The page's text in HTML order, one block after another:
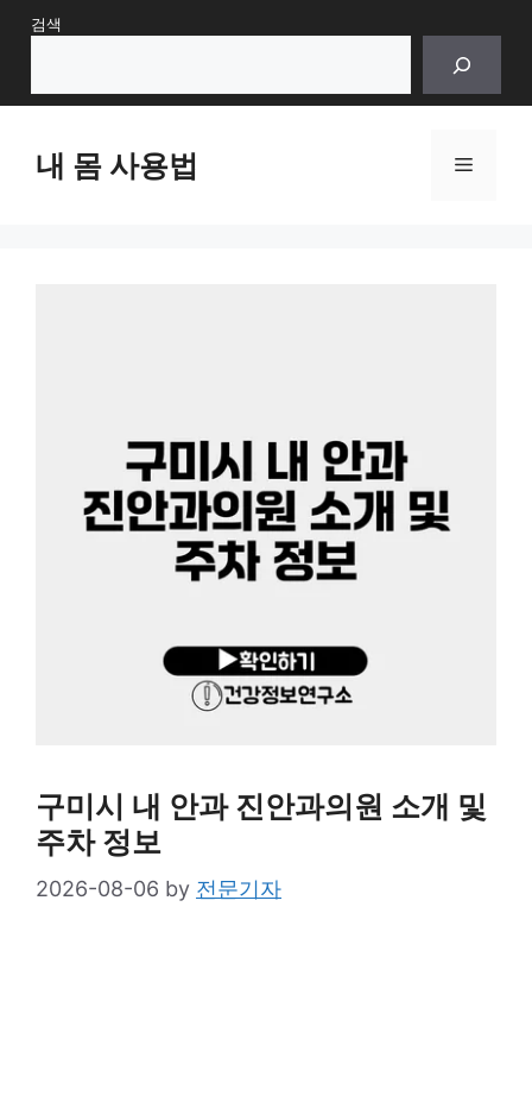
Skip검색
내 몸 사용법 Menu
구미시 내 안과 진안과의원 소개 및
주차 정보
2026-08-06 by 전문기자